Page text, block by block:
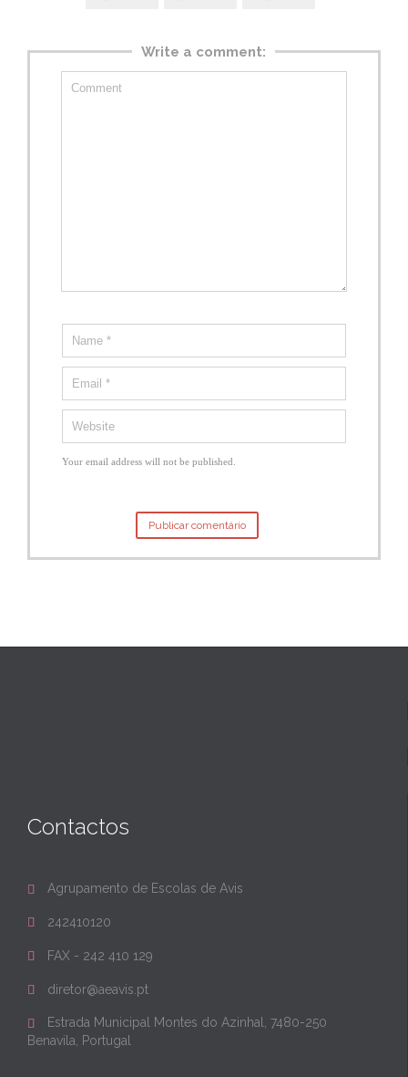
Write a comment:
Your email address will not be published.
Contactos
 Agrupamento de Escolas de Avis
 242410120
 FAX - 242 410 129
 diretor@aeavis.pt

Estrada Municipal Montes do Azinhal, 7480-250
Benavila, Portugal